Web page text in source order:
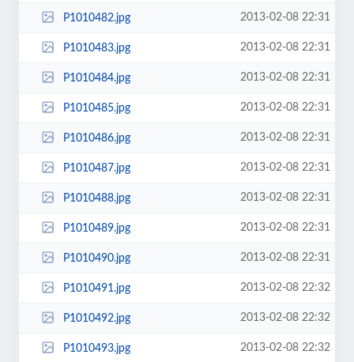
P1010482.jpg 2013-02-08 22:31
P1010483.jpg 2013-02-08 22:31
P1010484.jpg 2013-02-08 22:31
P1010485.jpg 2013-02-08 22:31
P1010486.jpg 2013-02-08 22:31
P1010487.jpg 2013-02-08 22:31
P1010488.jpg 2013-02-08 22:31
P1010489.jpg 2013-02-08 22:31
P1010490.jpg 2013-02-08 22:31
P1010491.jpg 2013-02-08 22:32
P1010492.jpg 2013-02-08 22:32
P1010493.jpg 2013-02-08 22:32